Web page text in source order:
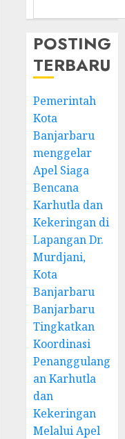
POSTING
TERBARU
Pemerintah
Kota
Banjarbaru
menggelar
Apel Siaga
Bencana
Karhutla dan
Kekeringan di
Lapangan Dr.
Murdjani,
Kota
Banjarbaru
Banjarbaru
Tingkatkan
Koordinasi
Penanggulang
an Karhutla
dan
Kekeringan
Melalui Apel